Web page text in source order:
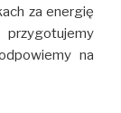
za energię
przygotujemy
na